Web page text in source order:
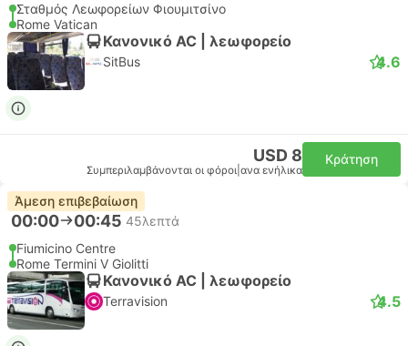
Σταθμός Λεωφορείων Φιουμιτσίνο
Rome Vatican
Κανονικό AC | λεωφορείο
SitBus 4.6
USD 8
Συμπεριλαμβάνονται οι φόροι ανα ενήλικα
Κράτηση
Άμεση επιβεβαίωση
00:00 00:45 45λεπτά
Fiumicino Centre
Rome Termini V Giolitti
Κανονικό AC | λεωφορείο
Terravision 4.5